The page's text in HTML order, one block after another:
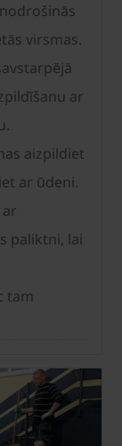
virsmas.
ar
aizpildiet
ar ūdeni.
paliktni, lai
tam